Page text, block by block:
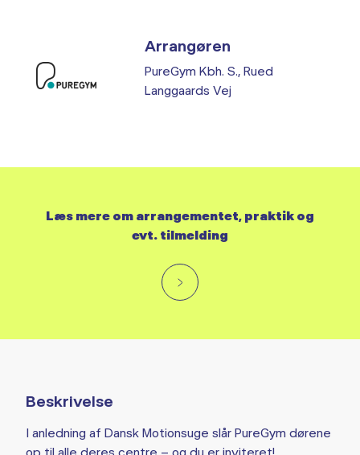
Beskrivelse
I anledning af Dansk Motionsuge slår PureGym dørene
op til alle deres centre – og du er inviteret!
Arrangøren
PureGym Kbh. S., Rued
Langgaards Vej
Læs mere om arrangementet, praktik og
evt. tilmelding